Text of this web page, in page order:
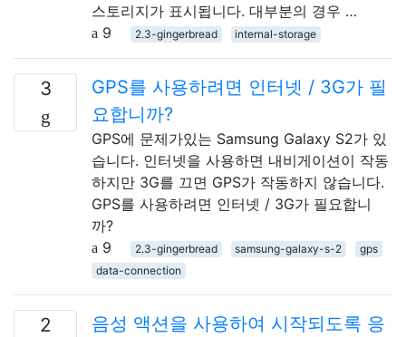
스토리지가 표시됩니다. 대부분의 경우 …
9
2.3-gingerbread internal-storage
3
GPS를 사용하려면 인터넷 / 3G가 필
요합니까?
GPS에 문제가있는 Samsung Galaxy S2가 있
습니다. 인터넷을 사용하면 내비게이션이 작동
하지만 3G를 끄면 GPS가 작동하지 않습니다.
GPS를 사용하려면 인터넷 / 3G가 필요합니
까?
9
2.3-gingerbread samsung-galaxy-s-2
gps
data-connection
2
음성 액션을 사용하여 시작되도록 응